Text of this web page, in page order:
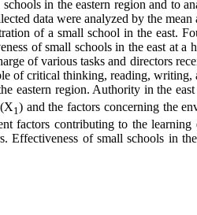
in the eastern region and to
data were analyzed by the
a small school in the east.
of small schools in the east at
of various tasks and directors
of critical thinking, reading, writing,
region. Authority in the east
1) and the factors concerning the
factors contributing to the
Effectiveness of small schools in